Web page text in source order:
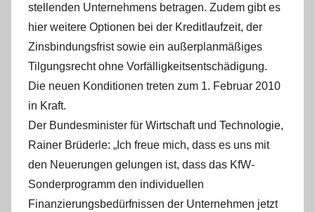
stellenden Unternehmens betragen. Zudem gibt es
hier weitere Optionen bei der Kreditlaufzeit, der
Zinsbindungsfrist sowie ein außerplanmäßiges
Tilgungsrecht ohne Vorfälligkeitsentschädigung.
Die neuen Konditionen treten zum 1. Februar 2010
in Kraft.
Der Bundesminister für Wirtschaft und Technologie,
Rainer Brüderle: „Ich freue mich, dass es uns mit
den Neuerungen gelungen ist, dass das KfW-
Sonderprogramm den individuellen
Finanzierungsbedürfnissen der Unternehmen jetzt